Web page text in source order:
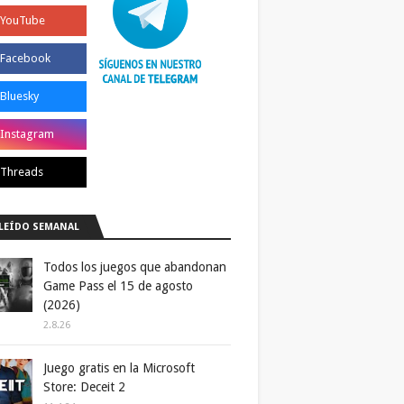
SEMANAL
Todos los juegos que abandonan
Game Pass el 15 de agosto
(2026)
2.8.26
Juego gratis en la Microsoft
Store: Deceit 2